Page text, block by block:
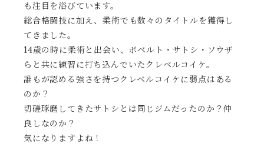
も注目を浴びています。
総合格闘技に加え、柔術でも数々のタイトルを獲得し
てきました。
14歳の時に柔術と出会い、ボベルト・サトシ・ソウザ
らと共に練習に打ち込んでいたクレベルコイケ。
誰もが認める強さを持つクレベルコイケに弱点はある
のか？
切磋琢磨してきたサトシとは同じジムだったのか？仲
良しなのか？
気になりますよね！